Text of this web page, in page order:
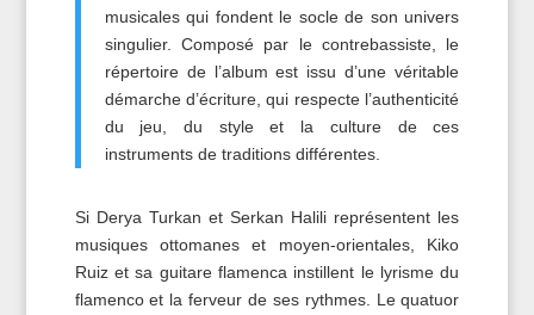
musicales qui fondent le socle de son univers
singulier. Composé par le contrebassiste, le
répertoire de l’album est issu d’une véritable
démarche d’écriture, qui respecte l’authenticité
du jeu, du style et la culture de ces
instruments de traditions différentes.
Si Derya Turkan et Serkan Halili représentent les
musiques ottomanes et moyen-orientales, Kiko
Ruiz et sa guitare flamenca instillent le lyrisme du
flamenco et la ferveur de ses rythmes. Le quatuor